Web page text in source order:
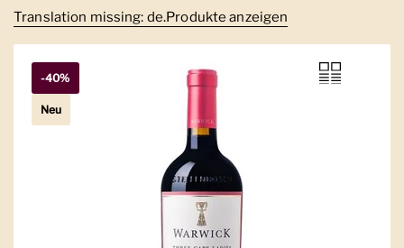
Translation missing: de.Produkte anzeigen
-40%
Neu